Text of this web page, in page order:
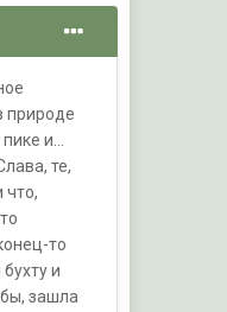
природе
и...
те,
что,
то
и
зашла